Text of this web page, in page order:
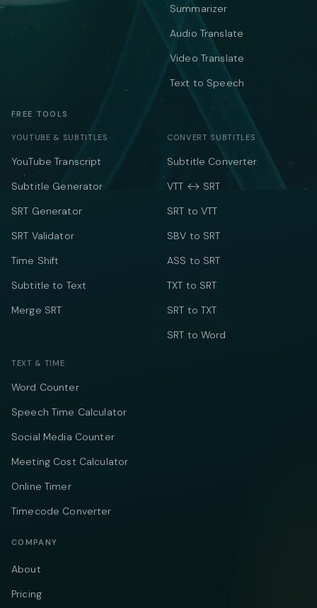
Summarizer
Audio Translate
Video Translate
Text to Speech
FREE TOOLS
YOUTUBE & SUBTITLES
YouTube Transcript
Subtitle Generator
SRT Generator
SRT Validator
Time Shift
Subtitle to Text
Merge SRT
CONVERT SUBTITLES
Subtitle Converter
VTT ↔ SRT
SRT to VTT
SBV to SRT
ASS to SRT
TXT to SRT
SRT to TXT
SRT to Word
TEXT & TIME
Word Counter
Speech Time Calculator
Social Media Counter
Meeting Cost Calculator
Online Timer
Timecode Converter
COMPANY
About
Pricing